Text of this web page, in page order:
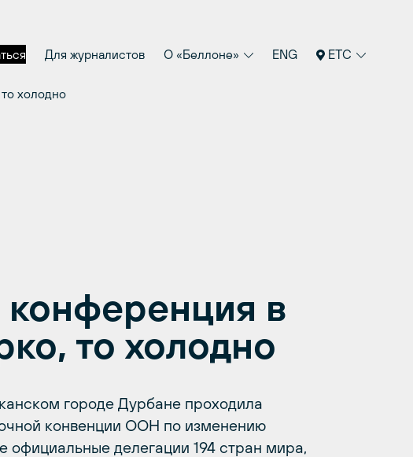
Для журналистов О «Беллоне» ENG ETC
холодно
конференция в
то холодно
городе Дурбане проходила
конвенции ООН по изменению
официальные делегации 194 стран мира,